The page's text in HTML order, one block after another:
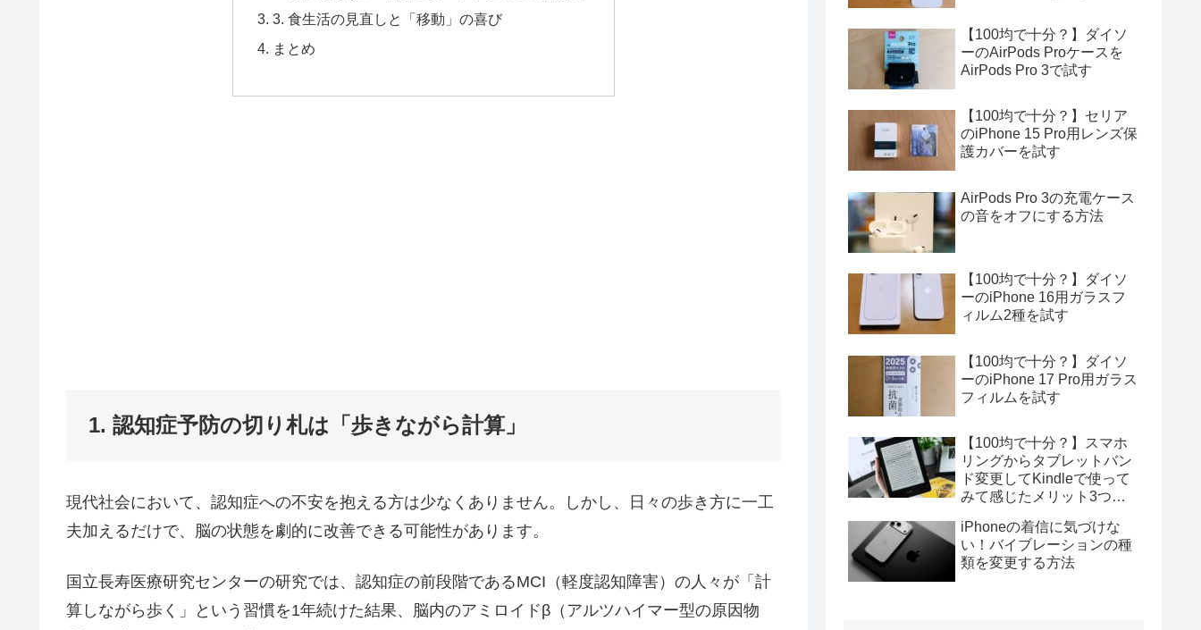
3. 食生活の見直しと「移動」の喜び
まとめ
1. 認知症予防の切り札は「歩きながら計算」
現代社会において、認知症への不安を抱える方は少なくありません。しかし、日々の歩き方に一工
夫加えるだけで、脳の状態を劇的に改善できる可能性があります。
国立長寿医療研究センターの研究では、認知症の前段階であるMCI（軽度認知障害）の人々が「計
算しながら歩く」という習慣を1年続けた結果、脳内のアミロイドβ（アルツハイマー型の原因物
【100均で十分？】ダイソ
ーのAirPods Proケースを
AirPods Pro 3で試す
【100均で十分？】セリア
のiPhone 15 Pro用レンズ保
護カバーを試す
AirPods Pro 3の充電ケース
の音をオフにする方法
【100均で十分？】ダイソ
ーのiPhone 16用ガラスフ
ィルム2種を試す
【100均で十分？】ダイソ
ーのiPhone 17 Pro用ガラス
フィルムを試す
【100均で十分？】スマホ
リングからタブレットバン
ド変更してKindleで使って
みて感じたメリット3つデ
iPhoneの着信に気づけな
い！バイブレーションの種
類を変更する方法